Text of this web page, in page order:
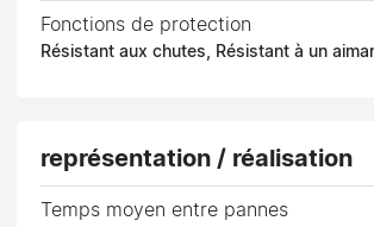
Fonctions de protection
Résistant aux chutes, Résistant à un
représentation / réalisation
Temps moyen entre pannes